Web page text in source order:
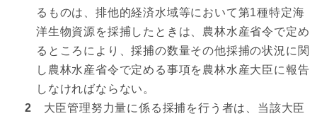
るものは、排他的経済水域等において第1種特定海
洋生物資源を採捕したときは、農林水産省令で定め
るところにより、採捕の数量その他採捕の状況に関
し農林水産省令で定める事項を農林水産大臣に報告
しなければならない。
2 大臣管理努力量に係る採捕を行う者は、当該大臣